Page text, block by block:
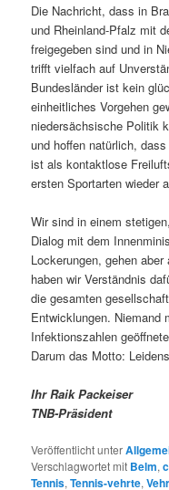
Die Nachricht, dass in
und Rheinland-Pfalz mit
freigegeben sind und in
trifft vielfach auf
Bundesländer ist kein
einheitliches Vorgehen
niedersächsische Politik
und hoffen natürlich,
ist als kontaktlose
ersten Sportarten wieder
Wir sind in einem
Dialog mit dem
Lockerungen, gehen
haben wir Verständnis
die gesamten
Entwicklungen. Niemand
Infektionszahlen
Darum das Motto:
Ihr Raik Packeiser
TNB-Präsident
Veröffentlicht unter
Verschlagwortet mit Belm,
Tennis,Tennis-vehrte,